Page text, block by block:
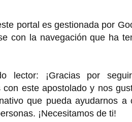
portal es gestionada por
con la navegación que ha
lector: ¡Gracias por
este apostolado y nos
que pueda ayudarnos a
¡Necesitamos de ti!